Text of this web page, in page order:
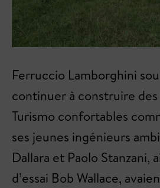
Ferruccio Lamborghini
continuer à construire
Turismo confortables
ses jeunes ingénieurs
Dallara et Paolo Stanzani,
d’essai Bob Wallace,